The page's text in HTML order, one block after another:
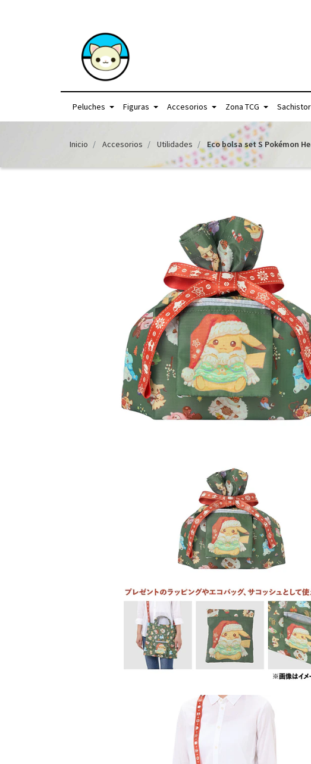
Peluches Figuras Accesorios Zona TCG
Inicio Accesorios Utilidades Eco bolsa set S Pokémon